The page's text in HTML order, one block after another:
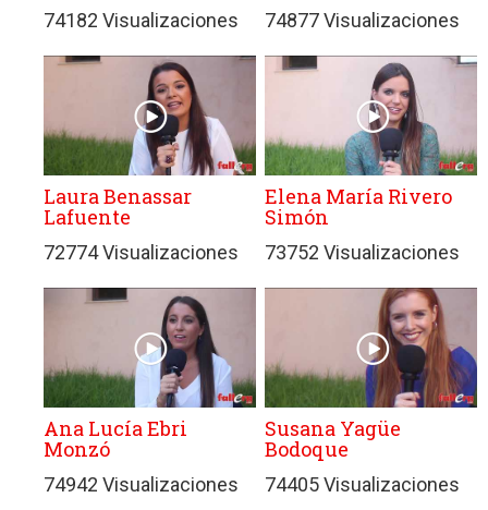
74182 Visualizaciones 74877 Visualizaciones
Laura Benassar
Lafuente
72774 Visualizaciones
Elena María Rivero
Simón
73752 Visualizaciones
Ana Lucía Ebri
Monzó
74942 Visualizaciones
Susana Yagüe
Bodoque
74405 Visualizaciones